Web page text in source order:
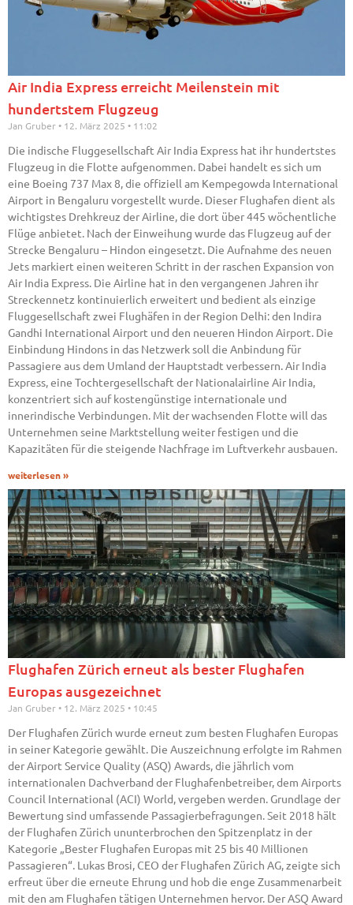
Air India Express erreicht Meilenstein mit
hundertstem Flugzeug
Jan Gruber 12. März 2025 11:02
Die indische Fluggesellschaft Air India Express hat ihr hundertstes
Flugzeug in die Flotte aufgenommen. Dabei handelt es sich um
eine Boeing 737 Max 8, die offiziell am Kempegowda International
Airport in Bengaluru vorgestellt wurde. Dieser Flughafen dient als
wichtigstes Drehkreuz der Airline, die dort über 445 wöchentliche
Flüge anbietet. Nach der Einweihung wurde das Flugzeug auf der
Strecke Bengaluru – Hindon eingesetzt. Die Aufnahme des neuen
Jets markiert einen weiteren Schritt in der raschen Expansion von
Air India Express. Die Airline hat in den vergangenen Jahren ihr
Streckennetz kontinuierlich erweitert und bedient als einzige
Fluggesellschaft zwei Flughäfen in der Region Delhi: den Indira
Gandhi International Airport und den neueren Hindon Airport. Die
Einbindung Hindons in das Netzwerk soll die Anbindung für
Passagiere aus dem Umland der Hauptstadt verbessern. Air India
Express, eine Tochtergesellschaft der Nationalairline Air India,
konzentriert sich auf kostengünstige internationale und
innerindische Verbindungen. Mit der wachsenden Flotte will das
Unternehmen seine Marktstellung weiter festigen und die
Kapazitäten für die steigende Nachfrage im Luftverkehr ausbauen.
weiterlesen »
Flughafen Zürich erneut als bester Flughafen
Europas ausgezeichnet
Jan Gruber 12. März 2025 10:45
Der Flughafen Zürich wurde erneut zum besten Flughafen Europas
in seiner Kategorie gewählt. Die Auszeichnung erfolgte im Rahmen
der Airport Service Quality (ASQ) Awards, die jährlich vom
internationalen Dachverband der Flughafenbetreiber, dem Airports
Council International (ACI) World, vergeben werden. Grundlage der
Bewertung sind umfassende Passagierbefragungen. Seit 2018 hält
der Flughafen Zürich ununterbrochen den Spitzenplatz in der
Kategorie „Bester Flughafen Europas mit 25 bis 40 Millionen
Passagieren“. Lukas Brosi, CEO der Flughafen Zürich AG, zeigte sich
erfreut über die erneute Ehrung und hob die enge Zusammenarbeit
mit den am Flughafen tätigen Unternehmen hervor. Der ASQ Award